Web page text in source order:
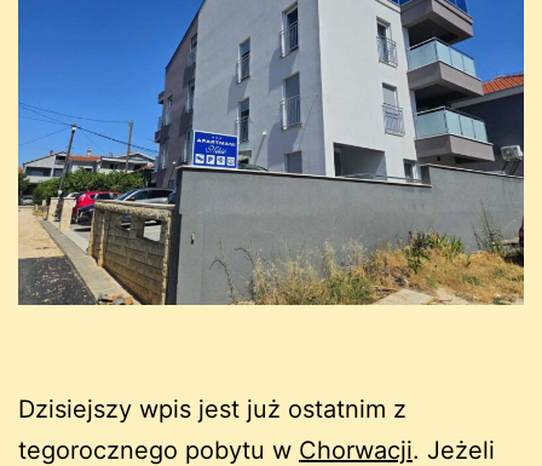
Dzisiejszy wpis jest już ostatnim z
tegorocznego pobytu w Chorwacji. Jeżeli